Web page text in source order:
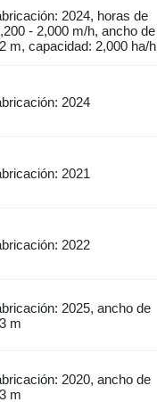
2024, horas de
- 2,000 m/h, ancho de
m, capacidad: 2,000 ha/h
2024
2021
2022
2025, ancho de
m
2020, ancho de
m